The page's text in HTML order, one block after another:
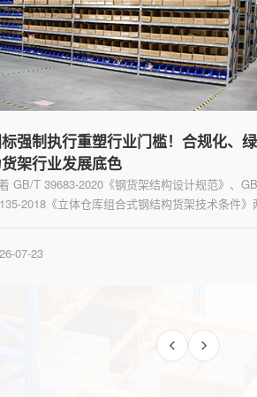
国货货架加速出海！南京百特自主品牌
高端工程项目
在 RCEP 政策红利与中国制造全球化布局加持下，
属装备出口规模持续扩容，高端智能货架、重载仓
2026-07-23